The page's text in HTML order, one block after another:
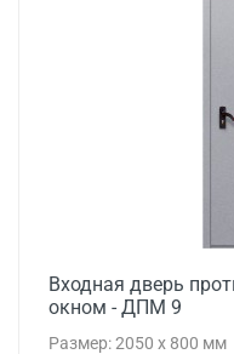
Входная дверь
окном - ДПМ 9
Размер: 2050 x 800 мм